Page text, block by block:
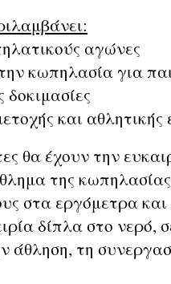
αγώνες
κωπηλασία για
δοκιμασίες
και αθλητικής
θα έχουν την
της
στα εργόμετρα
δίπλα στο νερό,
άθληση, τη